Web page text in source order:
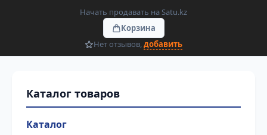
Начать продавать на Satu.kz
Корзина
Нет отзывов,добавить
Каталог